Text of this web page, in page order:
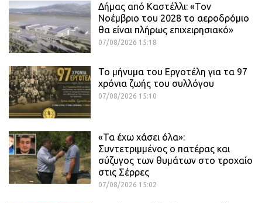
Δήμας από Καστέλλι: «Τον
Νοέμβριο του 2028 το αεροδρόμιο
θα είναι πλήρως επιχειρησιακό»
07/08/2026 15:18
Το μήνυμα του Εργοτέλη για τα 97
χρόνια ζωής του συλλόγου
07/08/2026 15:10
«Τα έχω χάσει όλα»:
Συντετριμμένος ο πατέρας και
σύζυγος των θυμάτων στο τροχαίο
στις Σέρρες
07/08/2026 15:02